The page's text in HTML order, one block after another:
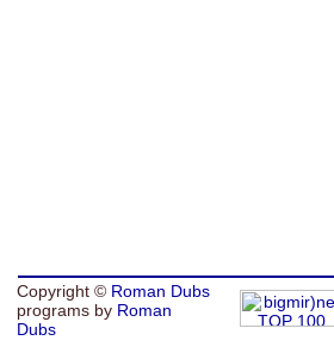
Copyright © Roman Dubs
programs by Roman
Dubs